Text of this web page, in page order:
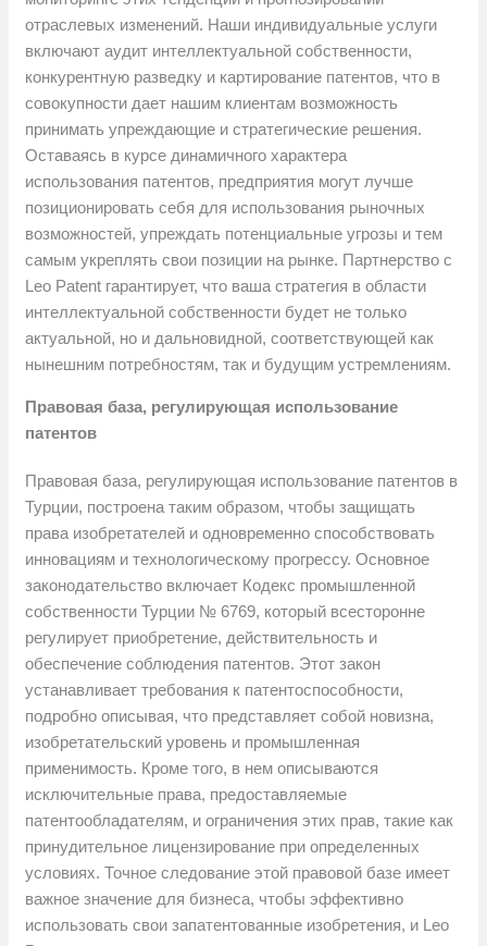
отраслевых изменений. Наши индивидуальные услуги
включают аудит интеллектуальной собственности,
конкурентную разведку и картирование патентов, что в
совокупности дает нашим клиентам возможность
принимать упреждающие и стратегические решения.
Оставаясь в курсе динамичного характера
использования патентов, предприятия могут лучше
позиционировать себя для использования рыночных
возможностей, упреждать потенциальные угрозы и тем
самым укреплять свои позиции на рынке. Партнерство с
Leo Patent гарантирует, что ваша стратегия в области
интеллектуальной собственности будет не только
актуальной, но и дальновидной, соответствующей как
нынешним потребностям, так и будущим устремлениям.
Правовая база, регулирующая использование
патентов
Правовая база, регулирующая использование патентов в
Турции, построена таким образом, чтобы защищать
права изобретателей и одновременно способствовать
инновациям и технологическому прогрессу. Основное
законодательство включает Кодекс промышленной
собственности Турции № 6769, который всесторонне
регулирует приобретение, действительность и
обеспечение соблюдения патентов. Этот закон
устанавливает требования к патентоспособности,
подробно описывая, что представляет собой новизна,
изобретательский уровень и промышленная
применимость. Кроме того, в нем описываются
исключительные права, предоставляемые
патентообладателям, и ограничения этих прав, такие как
принудительное лицензирование при определенных
условиях. Точное следование этой правовой базе имеет
важное значение для бизнеса, чтобы эффективно
использовать свои запатентованные изобретения, и Leo